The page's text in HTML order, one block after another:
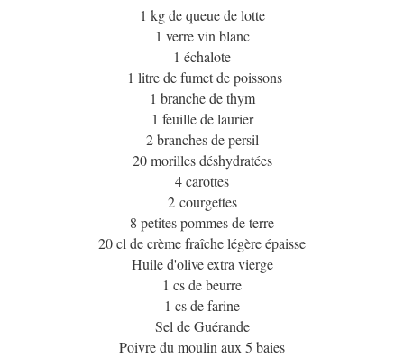
1 kg de queue de lotte
1 verre vin blanc
1 échalote
1 litre de fumet de poissons
1 branche de thym
1 feuille de laurier
2 branches de persil
20 morilles déshydratées
4 carottes
2 courgettes
8 petites pommes de terre
20 cl de crème fraîche légère épaisse
Huile d'olive extra vierge
1 cs de beurre
1 cs de farine
Sel de Guérande
Poivre du moulin aux 5 baies